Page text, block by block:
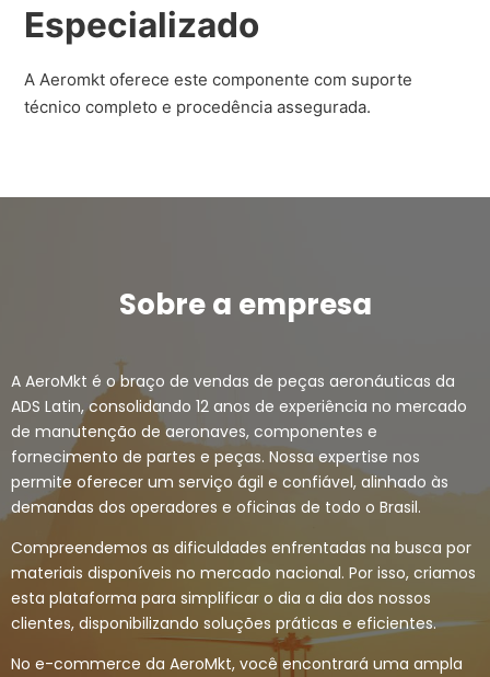
Especializado
A Aeromkt oferece este componente com suporte
técnico completo e procedência assegurada.
Sobre a empresa
A AeroMkt é o braço de vendas de peças aeronáuticas da
ADS Latin, consolidando 12 anos de experiência no mercado
de manutenção de aeronaves, componentes e
fornecimento de partes e peças. Nossa expertise nos
permite oferecer um serviço ágil e confiável, alinhado às
demandas dos operadores e oficinas de todo o Brasil.
Compreendemos as dificuldades enfrentadas na busca por
materiais disponíveis no mercado nacional. Por isso, criamos
esta plataforma para simplificar o dia a dia dos nossos
clientes, disponibilizando soluções práticas e eficientes.
No e-commerce da AeroMkt, você encontrará uma ampla